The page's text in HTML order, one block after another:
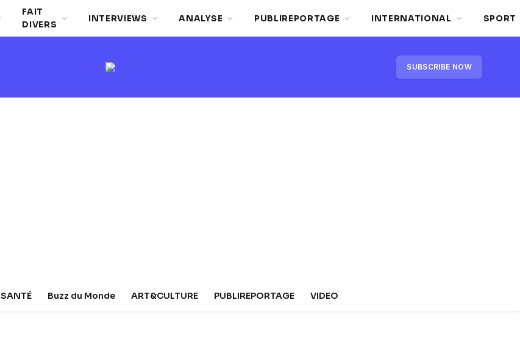
FAIT
DIVERS
INTERVIEWS ANALYSE PUBLIREPORTAGE INTERNATIONAL SPORT
SUBSCRIBE NOW
SANTÉ Buzz du Monde ART&CULTURE PUBLIREPORTAGE VIDEO